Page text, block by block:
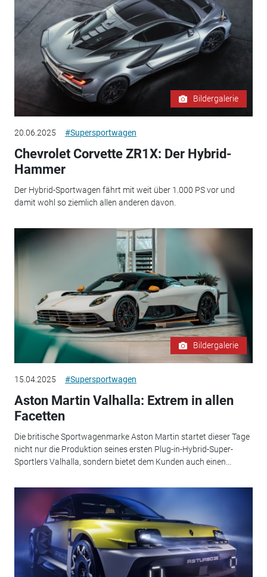
Bildergalerie
20.06.2025 #Supersportwagen
Chevrolet Corvette ZR1X: Der Hybrid-
Hammer
Der Hybrid-Sportwagen fährt mit weit über 1.000 PS vor und
damit wohl so ziemlich allen anderen davon.
Bildergalerie
15.04.2025 #Supersportwagen
Aston Martin Valhalla: Extrem in allen
Facetten
Die britische Sportwagenmarke Aston Martin startet dieser Tage
nicht nur die Produktion seines ersten Plug-in-Hybrid-Super-
Sportlers Valhalla, sondern bietet dem Kunden auch einen...